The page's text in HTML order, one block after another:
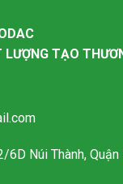
TẠO
6D Núi Thành, Quận